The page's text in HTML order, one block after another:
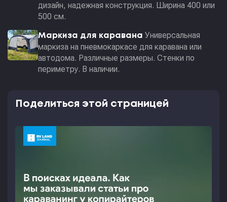
дизайн, надежная конструкция. Ширина 400 или
500 см.
Маркиза для каравана Универсальная
маркиза на пневмокаркасе для каравана или
автодома. Различные размеры. Стенки по
периметру. В наличии.
Поделиться этой страницей